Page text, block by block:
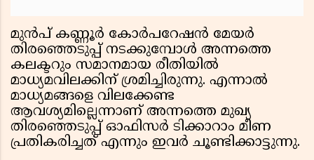
മുന്‍പ് കണ്ണൂര്‍ കോര്‍പറേഷന്‍ മേയര്‍
തിരഞ്ഞെടുപ്പ് നടക്കുമ്പോള്‍ അന്നത്തെ
കലക്ടറും സമാനമായ രീതിയില്‍
മാധ്യമവിലക്കിന് ശ്രമിച്ചിരുന്നു. എന്നാല്‍
മാധ്യമങ്ങളെ വിലക്കേണ്ട
ആവശ്യമില്ലെന്നാണ് അന്നത്തെ മുഖ്യ
തിരഞ്ഞെടുപ്പ് ഓഫിസര്‍ ടിക്കാറാം മീണ
പ്രതികരിച്ചത് എന്നും ഇവര്‍ ചൂണ്ടിക്കാട്ടുന്നു.